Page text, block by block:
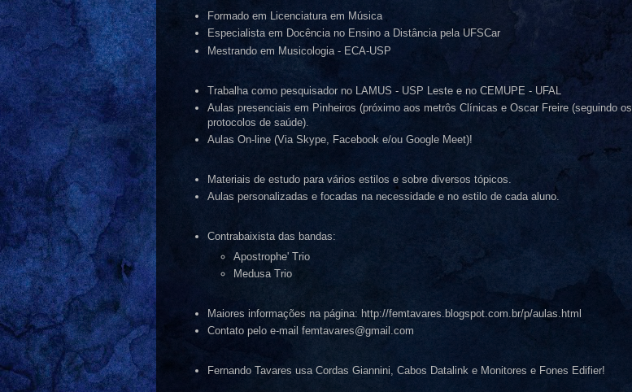
Formado em Licenciatura em Música
Especialista em Docência no Ensino a Distância pela UFSCar
Mestrando em Musicologia - ECA-USP
Trabalha como pesquisador no LAMUS - USP Leste e no CEMUPE - UFAL
Aulas presenciais em Pinheiros (próximo aos metrôs Clínicas e Oscar Freire (seguindo os
protocolos de saúde).
Aulas On-line (Via Skype, Facebook e/ou Google Meet)!
Materiais de estudo para vários estilos e sobre diversos tópicos.
Aulas personalizadas e focadas na necessidade e no estilo de cada aluno.
Contrabaixista das bandas:
Apostrophe' Trio
Medusa Trio
Maiores informações na página: http://femtavares.blogspot.com.br/p/aulas.html
Contato pelo e-mail femtavares@gmail.com
Fernando Tavares usa Cordas Giannini, Cabos Datalink e Monitores e Fones Edifier!